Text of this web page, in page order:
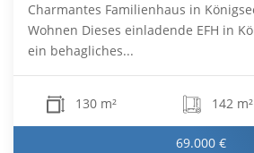
Charmantes Familienhaus in
Wohnen Dieses einladende EFH in
ein behagliches...
130 m² 142 m²
69.000 €